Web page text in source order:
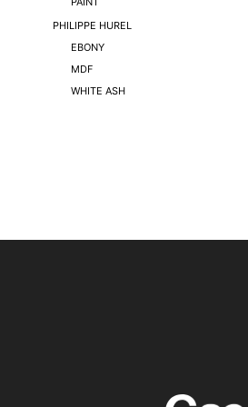
PHILIPPE HUREL
EBONY
MDF
WHITE ASH